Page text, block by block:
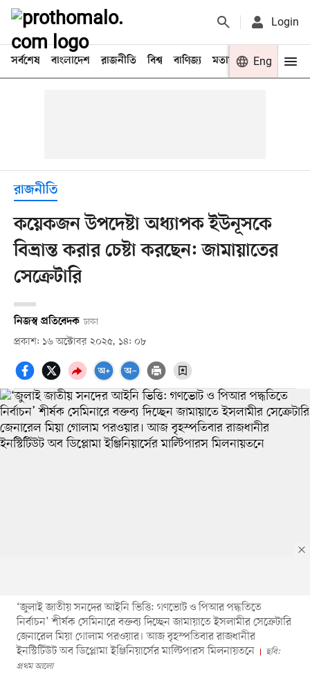
Login
সর্বশেষ বাংলাদেশ রাজনীতি বিশ্ব বাণিজ্য মতামত খেলা
Eng
রাজনীতি
কয়েকজন উপদেষ্টা অধ্যাপক ইউনূসকে
বিভ্রান্ত করার চেষ্টা করছেন: জামায়াতের
সেক্রেটারি
নিজস্ব প্রতিবেদক ঢাকা
প্রকাশ: ১৬ অক্টোবর ২০২৫, ১৪: ০৮
‘জুলাই জাতীয় সনদের আইনি ভিত্তি: গণভোট ও পিআর পদ্ধতিতে
নির্বাচন’ শীর্ষক সেমিনারে বক্তব্য দিচ্ছেন জামায়াতে ইসলামীর সেক্রেটারি
জেনারেল মিয়া গোলাম পরওয়ার। আজ বৃহস্পতিবার রাজধানীর
ইনস্টিটিউট অব ডিপ্লোমা ইঞ্জিনিয়ার্সের মাল্টিপারস মিলনায়তনে
ছবি:
প্রথম আলো